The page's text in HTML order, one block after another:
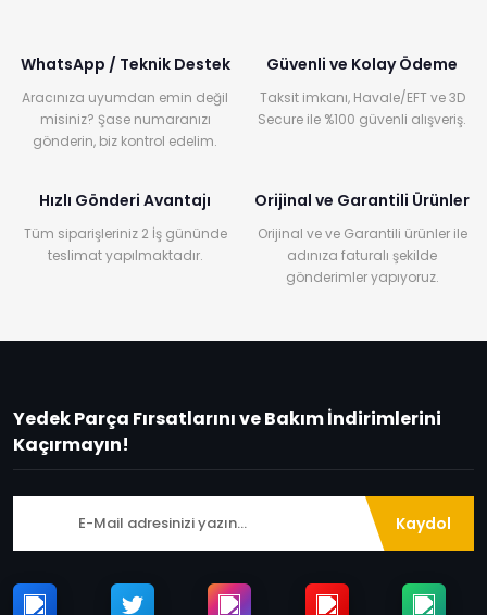
WhatsApp / Teknik Destek
Aracınıza uyumdan emin değil
misiniz? Şase numaranızı
gönderin, biz kontrol edelim.
Güvenli ve Kolay Ödeme
Taksit imkanı, Havale/EFT ve 3D
Secure ile %100 güvenli alışveriş.
Hızlı Gönderi Avantajı
Tüm siparişleriniz 2 İş gününde
teslimat yapılmaktadır.
Orijinal ve Garantili Ürünler
Orijinal ve ve Garantili ürünler ile
adınıza faturalı şekilde
gönderimler yapıyoruz.
Yedek Parça Fırsatlarını ve Bakım İndirimlerini
Kaçırmayın!
Kaydol